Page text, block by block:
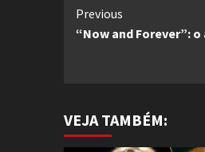
Continue
Reading
Previous
“Now and Forever”:
VEJA TAMBÉM: